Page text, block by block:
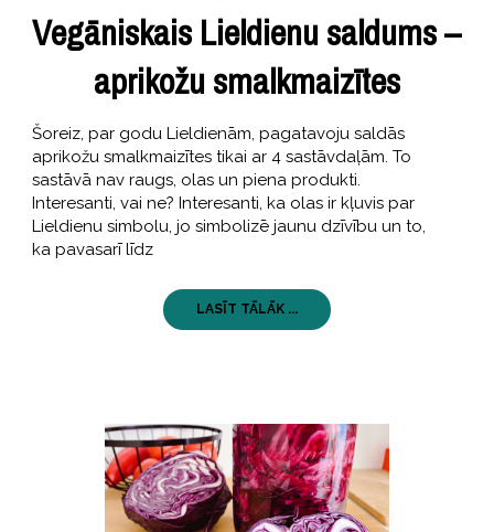
Vegāniskais Lieldienu saldums –
aprikožu smalkmaizītes
Šoreiz, par godu Lieldienām, pagatavoju saldās
aprikožu smalkmaizītes tikai ar 4 sastāvdaļām. To
sastāvā nav raugs, olas un piena produkti.
Interesanti, vai ne? Interesanti, ka olas ir kļuvis par
Lieldienu simbolu, jo simbolizē jaunu dzīvību un to,
ka pavasarī līdz
LASĪT TĀLĀK ...